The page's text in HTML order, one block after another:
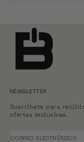
NEWSLETTER
Suscríbete para
ofertas exclusivas.
CORREO ELECTRÓNICO